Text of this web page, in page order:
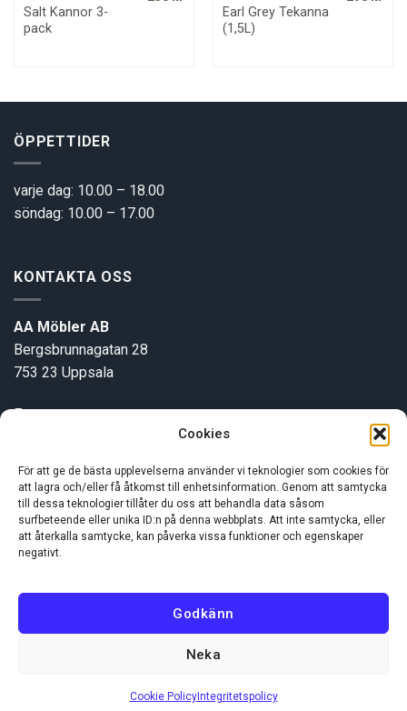
Cookies
För att ge de bästa upplevelserna använder vi teknologier som cookies för
att lagra och/eller få åtkomst till enhetsinformation. Genom att samtycka
till dessa teknologier tillåter du oss att behandla data såsom
surfbeteende eller unika ID:n på denna webbplats. Att inte samtycka, eller
att återkalla samtycke, kan påverka vissa funktioner och egenskaper
negativt.
Godkänn
Neka
Cookie PolicyIntegritetspolicy
Salt Kannor 3-
pack
Earl Grey Tekanna
(1,5L)
ÖPPETTIDER
varje dag: 10.00 – 18.00
söndag: 10.00 – 17.00
KONTAKTA OSS
AA Möbler AB
Bergsbrunnagatan 28
753 23 Uppsala
E-post:
INFORMATION
Om oss
Visa
Copyright 2026 ©AA Möbler AB